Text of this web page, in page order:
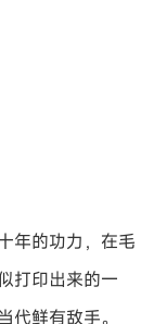
年的功力，在毛
打印出来的一
鲜有敌手。